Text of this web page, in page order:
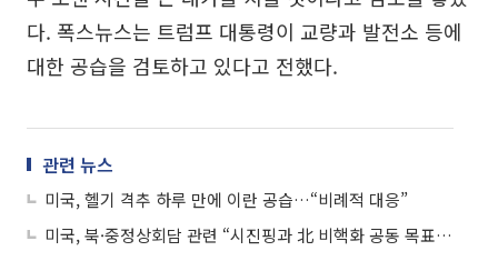
다. 폭스뉴스는 트럼프 대통령이 교량과 발전소 등에
대한 공습을 검토하고 있다고 전했다.
관련 뉴스
미국, 헬기 격추 하루 만에 이란 공습…“비례적 대응”
미국, 북·중정상회담 관련 “시진핑과 北 비핵화 공동 목표 확인”